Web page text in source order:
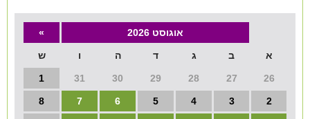
קבוצת וואטסאפ-ספקים עונים LIVE
שירות אישי בקליק
אוגוסט 2026 »
א ב ג ד ה ו ש
26
27
28
29
30
31
1
2
3
4
5
6
7
8